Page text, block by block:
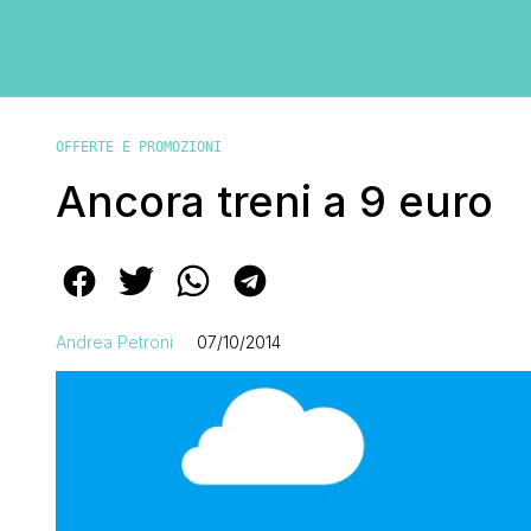
OFFERTE E PROMOZIONI
Ancora treni a 9 euro
Andrea Petroni 07/10/2014